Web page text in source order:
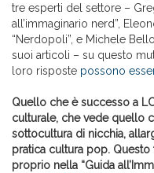
tre esperti del settore –
all’immaginario nerd”,
“Nerdopoli”, e Michele
suoi articoli – su questo
loro risposte possono
Quello che è successo a
culturale, che vede quello
sottocultura di nicchia,
pratica cultura pop.
proprio nella “Guida